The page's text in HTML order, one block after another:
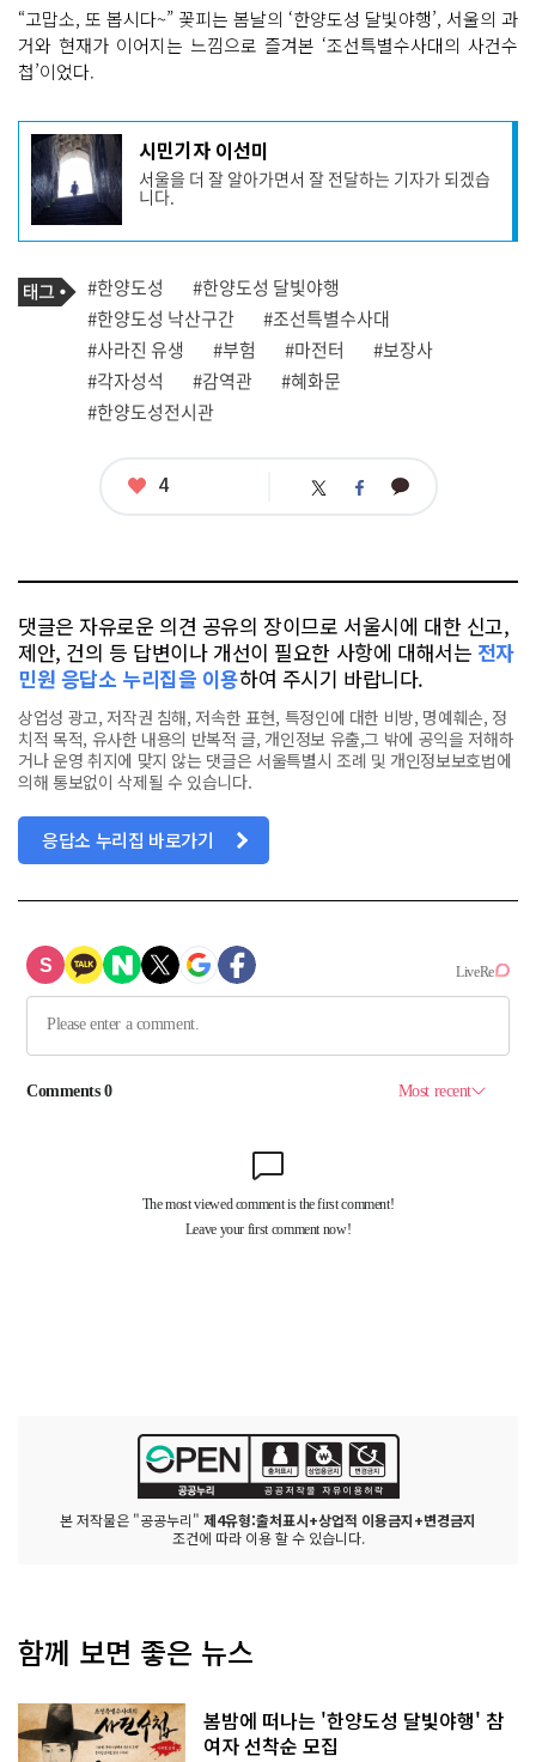
“고맙소, 또 봅시다~” 꽃피는 봄날의 ‘한양도성 달빛야행’, 서울의 과
거와 현재가 이어지는 느낌으로 즐겨본 ‘조선특별수사대의 사건수
첩’이었다.
기
사
작
성
자
프
필
시민기자 이선미
서울을 더 잘 알아가면서 잘 전달하는 기자가 되겠습
니다.
기
사
관
련
태
그
태
그
#한양도성
#한양도성 달빛야행
#한양도성 낙산구간
#조선특별수사대
#사라진 유생
#부험 #마전터
#보장사
#각자성석
#감역관
#혜화문
#한양도성전시관
좋
4 트 페 카
댓글은 자유로운 의견 공유의 장이므로 서울시에 대한 신고,
제안, 건의 등 답변이나 개선이 필요한 사항에 대해서는 전자
민원 응답소 누리집을 이용하여 주시기 바랍니다.
상업성 광고, 저작권 침해, 저속한 표현, 특정인에 대한 비방, 명예훼손, 정
치적 목적, 유사한 내용의 반복적 글, 개인정보 유출,그 밖에 공익을 저해하
거나 운영 취지에 맞지 않는 댓글은 서울특별시 조례 및 개인정보보호법에
의해 통보없이 삭제될 수 있습니다.
응답소 누리집 바로가기
본 저작물은 "공공누리" 제4유형:출처표시+상업적 이용금지+변경금지
조건에 따라 이용 할 수 있습니다.
함께 보면 좋은 뉴스
봄밤에 떠나는 '한양도성 달빛야행' 참
여자 선착순 모집